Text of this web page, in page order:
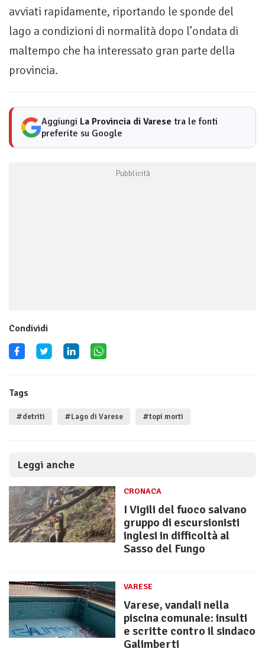
avviati rapidamente, riportando le sponde del
lago a condizioni di normalità dopo l’ondata di
maltempo che ha interessato gran parte della
provincia.
Aggiungi La Provincia di Varese tra le fonti
preferite su Google
Condividi
Tags
#detriti #Lago di Varese #topi morti
Leggi anche
CRONACA
I Vigili del fuoco salvano
gruppo di escursionisti
inglesi in difficoltà al
Sasso del Fungo
VARESE
Varese, vandali nella
piscina comunale: insulti
e scritte contro il sindaco
Galimberti